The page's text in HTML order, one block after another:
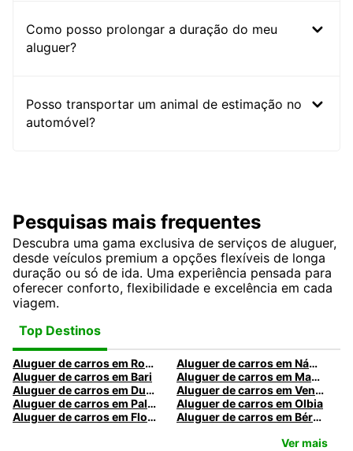
Como posso prolongar a duração do meu
aluguer?
Posso transportar um animal de estimação no
automóvel?
Pesquisas mais frequentes
Descubra uma gama exclusiva de serviços de aluguer,
desde veículos premium a opções flexíveis de longa
duração ou só de ida. Uma experiência pensada para
oferecer conforto, flexibilidade e excelência em cada
viagem.
Top Destinos
Aluguer de carros em Roma
Aluguer de carros em Nápoles
Aluguer de carros em Bari
Aluguer de carros em Madrid
Aluguer de carros em Dublin
Aluguer de carros em Veneza
Aluguer de carros em Palermo
Aluguer de carros em Olbia
Aluguer de carros em Florença
Aluguer de carros em Bérgamo
Ver mais